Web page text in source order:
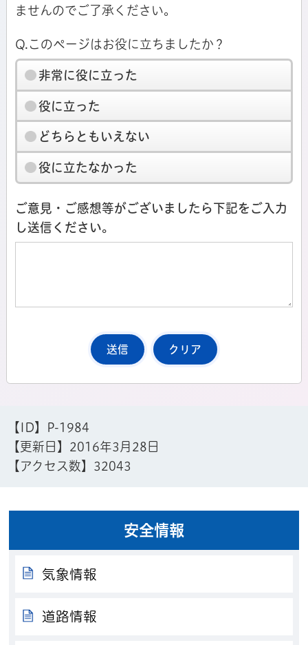
ませんのでご了承ください。
Q.このページはお役に立ちましたか？
非常に役に立った
役に立った
どちらともいえない
役に立たなかった
ご意見・ご感想等がございましたら下記をご入力
し送信ください。
【ID】
P-1984
【更新日】 2016年3月28日
【アクセス数】 32043
安全情報
気象情報
道路情報